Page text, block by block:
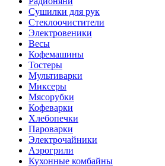
Сушилки для рук
Стеклоочистители
Электровеники
Весы
Кофемашины
Тостеры
Мультиварки
Миксеры
Мясорубки
Кофеварки
Хлебопечки
Пароварки
Электрочайники
Аэрогрили
Кухонные комбайны